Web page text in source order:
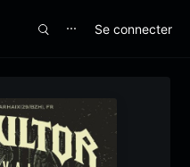
⋯ Se connecter